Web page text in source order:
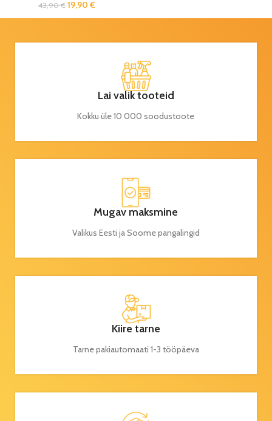
43,90€ 19,90 €
Lai valik tooteid
Kokku üle 10 000 soodustoote
Mugav maksmine
Valikus Eesti ja Soome pangalingid
Kiire tarne
Tarne pakiautomaati 1-3 tööpäeva